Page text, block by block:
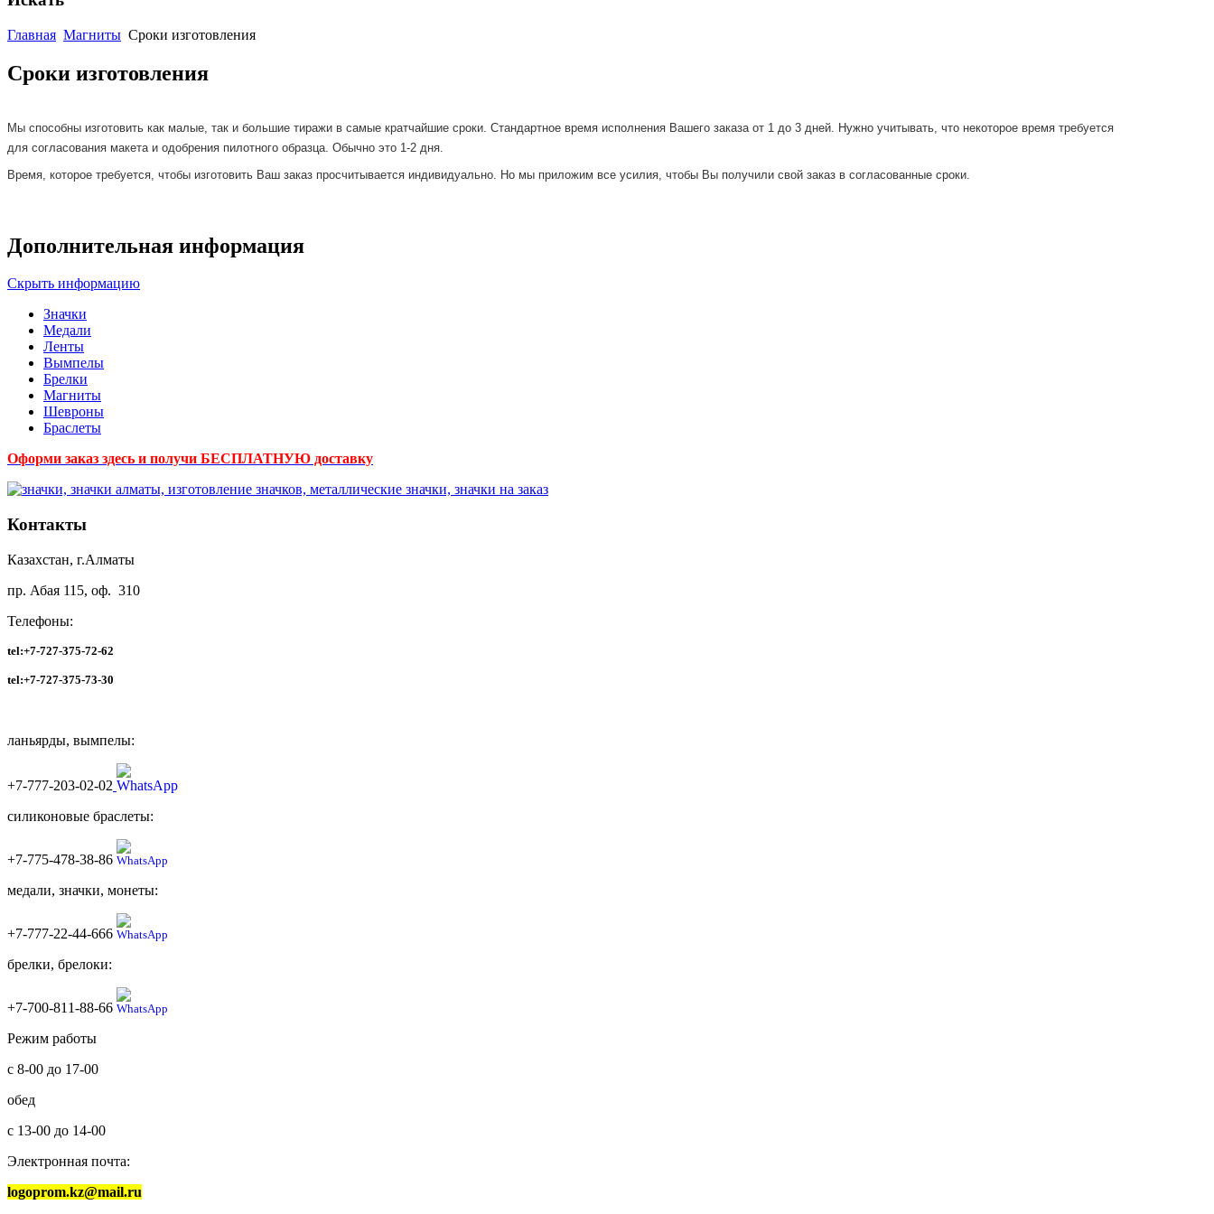
Главная Магниты Сроки изготовления
Сроки изготовления
Мы способны изготовить как малые, так и большие тиражи в самые кратчайшие сроки. Стандартное время исполнения Вашего заказа от 1 до 3 дней. Нужно учитывать, что некоторое время требуется
для согласования макета и одобрения пилотного образца. Обычно это 1-2 дня.
Время, которое требуется, чтобы изготовить Ваш заказ просчитывается индивидуально. Но мы приложим все усилия, чтобы Вы получили свой заказ в согласованные сроки.
Дополнительная информация
Скрыть информацию
Значки
Медали
Ленты
Вымпелы
Брелки
Магниты
Шевроны
Браслеты
Оформи заказ здесь и получи БЕСПЛАТНУЮ доставку
Контакты
Казахстан, г.Алматы
пр. Абая 115, оф. 310
Телефоны:
tel:+7-727-375-72-62
tel:+7-727-375-73-30
ланьярды, вымпелы:
+7-777-203-02-02
силиконовые браслеты:
+7-775-478-38-86
медали, значки, монеты:
+7-777-22-44-666
брелки, брелоки:
+7-700-811-88-66
Режим работы
с 8-00 до 17-00
обед
с 13-00 до 14-00
Электронная почта:
logoprom.kz@mail.ru